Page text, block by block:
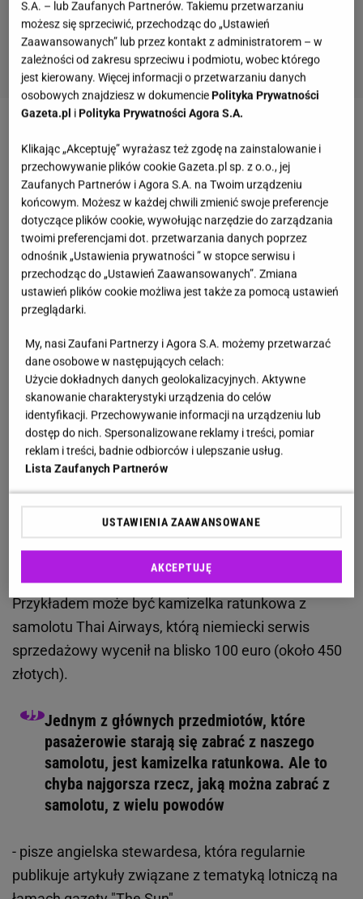
a kiedy odszkodowanie od przewoźnika? Ekspertka
wyjaśnia
Kamizelka ratunkowa: jeden z najbardziej
pożądanych przedmiotów przez "kolekcjonerów"
Kradzież kamizelek ratunkowych stanowi nie tylko
problem finansowy dla linii lotniczych
wszystkim realnezagrożenie bezpieczeństwa
pasażerów. Brak kapoka w sytuacji awaryjnej może
skończyć się tragedią. Poza tym przewoźnicy mają
obowiązek zapewnić pełne wyposażenie na każdym
rejsie, dlatego zaginięcie nawet jednego elementu
oznacza nie tylko koszty związane z uzupełnieniem
przypadkach nawet odwołanie rejsu. Mimo
pokładów. Takie "pamiątki" można także znaleźć na
aukcjach internetowych osób prywatnych.
Przykładem może być kamizelka ratunkowa z
samolotu Thai Airways, którą niemiecki serwis
sprzedażowy wycenił na blisko 100 euro (około 450
złotych).
Jednym z głównych przedmiotów, które
pasażerowie starają się zabrać z naszego
samolotu, jest kamizelka ratunkowa. Ale to
chyba najgorsza rzecz, jaką można zabrać z
samolotu, z wielu powodów
- pisze angielska stewardesa, która regularnie
publikuje artykuły związane z tematyką lotniczą na
S.A. – lub Zaufanych Partnerów. Takiemu przetwarzaniu
możesz się sprzeciwić, przechodząc do „Ustawień
Zaawansowanych” lub przez kontakt z administratorem – w
zależności od zakresu sprzeciwu i podmiotu, wobec którego
jest kierowany. Więcej informacji o przetwarzaniu danych
osobowych znajdziesz w dokumenciePolityka Prywatności
Gazeta.pl iPolityka Prywatności Agora S.A.
Klikając „Akceptuję” wyrażasz też zgodę na zainstalowanie i
przechowywanie plików cookie Gazeta.pl sp. z o.o., jej
Zaufanych Partnerów i Agora S.A. na Twoim urządzeniu
końcowym. Możesz w każdej chwili zmienić swoje preferencje
dotyczące plików cookie, wywołując narzędzie do zarządzania
twoimi preferencjami dot. przetwarzania danych poprzez
odnośnik „Ustawienia prywatności ” w stopce serwisu i
przechodząc do „Ustawień Zaawansowanych”. Zmiana
ustawień plików cookie możliwa jest także za pomocą ustawień
przeglądarki.
My, nasi Zaufani Partnerzy i Agora S.A. możemy przetwarzać
dane osobowe w następujących celach:
Użycie dokładnych danych geolokalizacyjnych. Aktywne
skanowanie charakterystyki urządzenia do celów
identyfikacji. Przechowywanie informacji na urządzeniu lub
dostęp do nich. Spersonalizowane reklamy i treści, pomiar
reklam i treści, badnie odbiorców i ulepszanie usług.
Lista Zaufanych Partnerów
USTAWIENIA ZAAWANSOWANE
AKCEPTUJĘ